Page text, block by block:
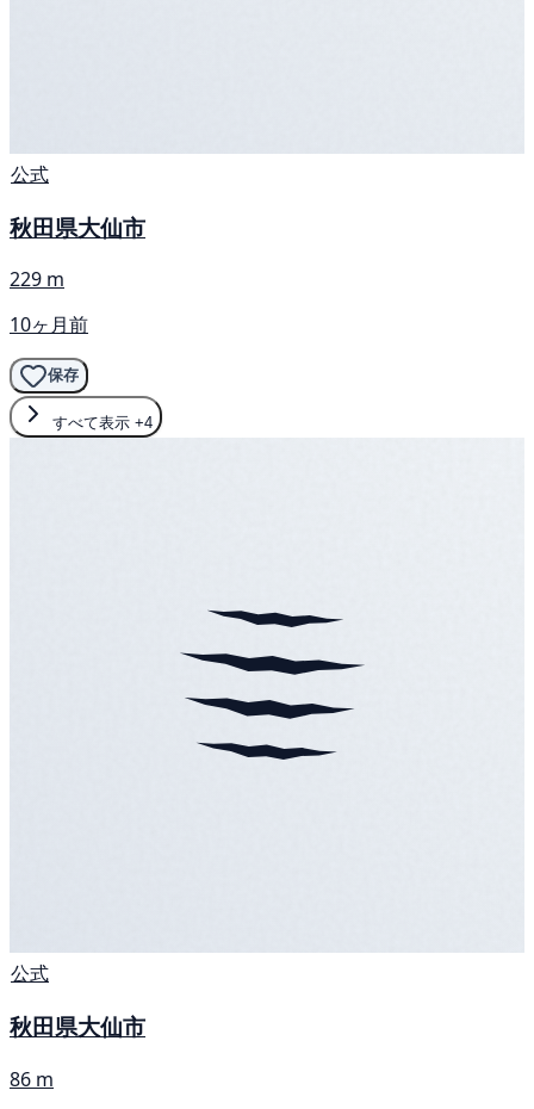
公式
秋田県大仙市
229 m
10ヶ月前
保存
すべて表示 +4
公式
秋田県大仙市
86 m